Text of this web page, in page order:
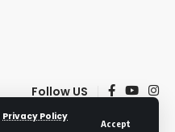
Privacy Policy
Accept
Follow US